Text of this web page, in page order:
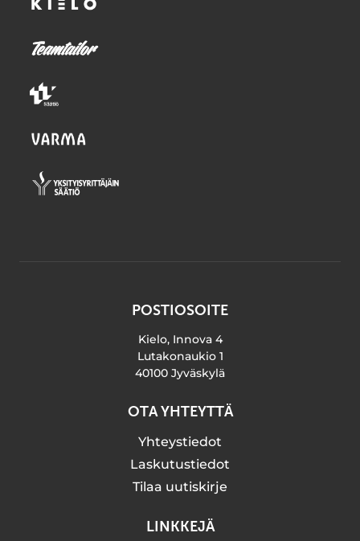
POSTIOSOITE
Kielo, Innova 4
Lutakonaukio 1
40100 Jyväskylä
OTA YHTEYTTÄ
Yhteystiedot
Laskutustiedot
Tilaa uutiskirje
LINKKEJÄ